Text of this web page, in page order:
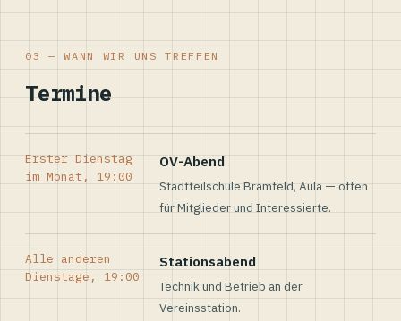
03 — WANN WIR UNS TREFFEN
Termine
Erster Dienstag
im Monat, 19:00
OV-Abend
Stadtteilschule Bramfeld, Aula — offen
für Mitglieder und Interessierte.
Alle anderen
Dienstage, 19:00
Stationsabend
Technik und Betrieb an der
Vereinsstation.